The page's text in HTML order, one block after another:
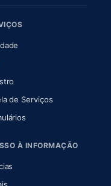
em nova aba)
de Serviços
À INFORMAÇÃO